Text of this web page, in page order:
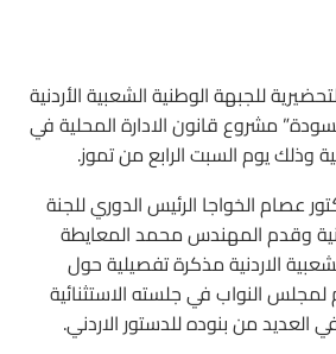
للجبهة الوطنية الشعبية الأردنية
مشروع قانون الادارة المحلية في
وذلك يوم السبت الرابع من تموز.
عصام الخواجا الرئيس الدوري للجنة
وقدم المهندس محمد المعايطة
الاردنية مذكرة تفصيلية حول
النواب في جلسته الاستثنائية
العديد من بنوده للدستور الاردني.